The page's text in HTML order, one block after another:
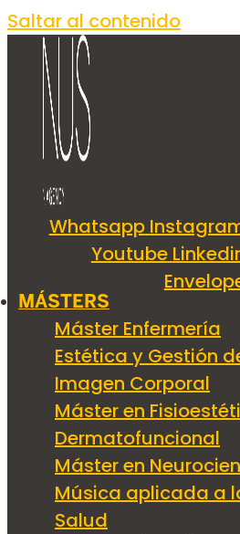
Saltar al contenido
Whatsapp
Youtube
MÁSTERS
Máster Enfermería
Estética y Gestión
Imagen Corporal
Máster en
Dermatofuncional
Máster en
Música aplicada a
Salud